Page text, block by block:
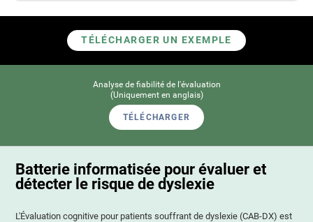
TÉLÉCHARGER UN EXEMPLE
Analyse de fiabilité de l'évaluation
(Uniquement en anglais)
TÉLÉCHARGER
Batterie informatisée pour évaluer et
détecter le risque de dyslexie
L'Évaluation cognitive pour patients souffrant de dyslexie (CAB-DX) est